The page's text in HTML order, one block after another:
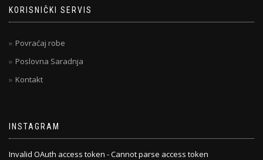
KORISNIČKI SERVIS
Povraćaj robe
Poslovna Saradnja
Kontakt
INSTAGRAM
Invalid OAuth access token - Cannot parse access token